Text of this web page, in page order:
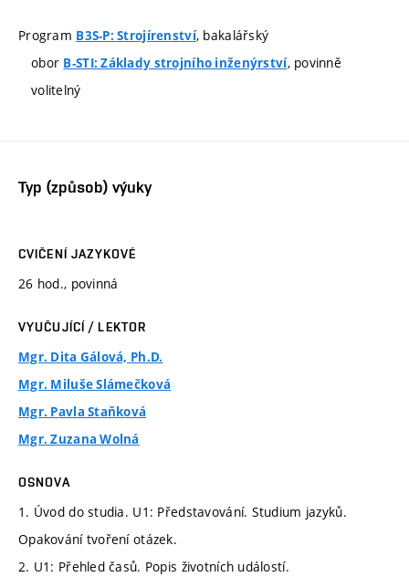
Program B3S-P: Strojírenství, bakalářský
obor B-STI: Základy strojního inženýrství, povinně
volitelný
Typ (způsob) výuky
CVIČENÍ JAZYKOVÉ
26 hod., povinná
VYUČUJÍCÍ / LEKTOR
Mgr. Dita Gálová, Ph.D.
Mgr. Miluše Slámečková
Mgr. Pavla Staňková
Mgr. Zuzana Wolná
OSNOVA
1. Úvod do studia. U1: Představování. Studium jazyků.
Opakování tvoření otázek.
2. U1: Přehled časů. Popis životních událostí.